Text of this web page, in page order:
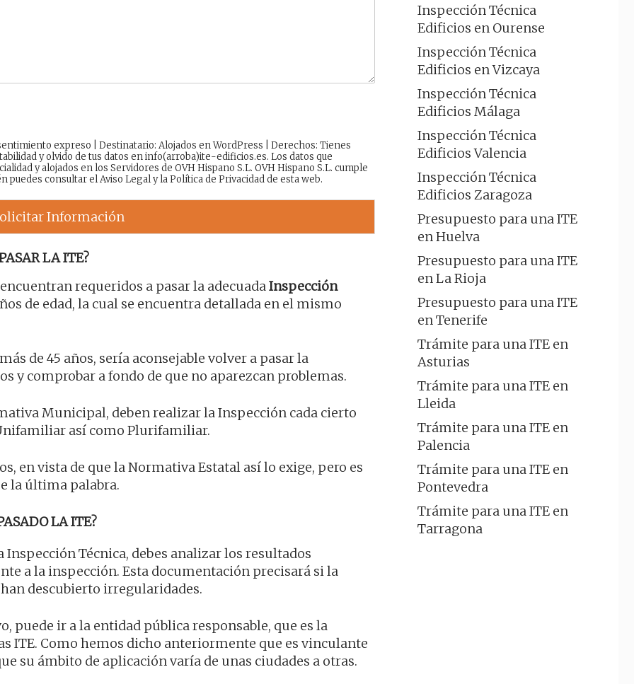
expreso | Destinatario: Alojados en WordPress | Derechos: Tienes
y olvido de tus datos en info(arroba)ite-edificios.es. Los datos que
y alojados en los Servidores de OVH Hispano S.L. OVH Hispano S.L. cumple
puedes consultar elAviso Legaly laPolítica de Privacidadde esta web.
Información
LA ITE?
requeridos a pasar la adecuadaInspección
de edad, la cual se encuentra detallada en el mismo
de 45 años, sería aconsejable volver a pasar la
y comprobar a fondo de que no aparezcan problemas.
Municipal, deben realizar la Inspección cada cierto
así como Plurifamiliar.
en vista de que la Normativa Estatal así lo exige, pero es
la última palabra.
LA ITE?
Técnica, debes analizar los resultados
a la inspección. Esta documentación precisará si la
descubierto irregularidades.
puede ir a la entidad pública responsable, que es la
ITE. Como hemos dicho anteriormente que es vinculante
su ámbito de aplicación varía de unas ciudades a otras.
Inspección Técnica
Edificios en Ourense
Inspección Técnica
Edificios en Vizcaya
Inspección Técnica
Edificios Málaga
Inspección Técnica
Edificios Valencia
Inspección Técnica
Edificios Zaragoza
Presupuesto para una ITE
en Huelva
Presupuesto para una ITE
en La Rioja
Presupuesto para una ITE
en Tenerife
Trámite para una ITE en
Asturias
Trámite para una ITE en
Lleida
Trámite para una ITE en
Palencia
Trámite para una ITE en
Pontevedra
Trámite para una ITE en
Tarragona